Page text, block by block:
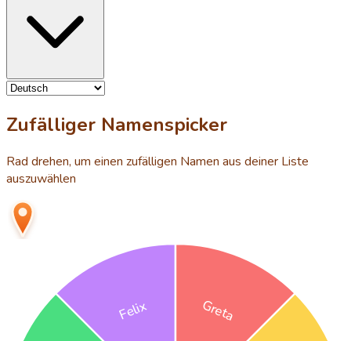
Zufälliger Namenspicker
Rad drehen, um einen zufälligen Namen aus deiner Liste
auszuwählen
Felix Greta